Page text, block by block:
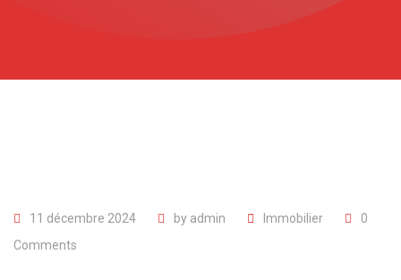
11 décembre 2024 by admin Immobilier
0
Comments